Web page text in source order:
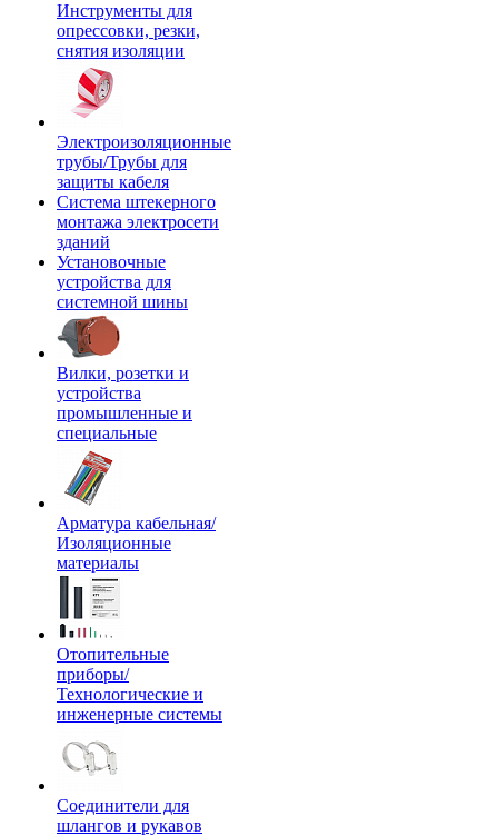
Инструменты для
опрессовки, резки,
снятия изоляции
Электроизоляционные
трубы/Трубы для
защиты кабеля
Система штекерного
монтажа электросети
зданий
Установочные
устройства для
системной шины
Вилки, розетки и
устройства
промышленные и
специальные
Арматура кабельная/
Изоляционные
материалы
Отопительные
приборы/
Технологические и
инженерные системы
Соединители для
шлангов и рукавов